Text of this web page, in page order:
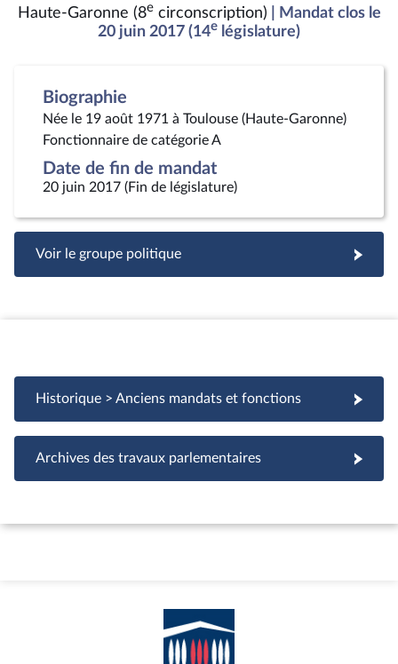
Haute-Garonne (8ecirconscription)
| Mandat clos le
20 juin 2017 (14e législature)
Biographie
Née le 19 août 1971 à Toulouse (Haute-Garonne)
Fonctionnaire de catégorie A
Date de fin de mandat
20 juin 2017 (Fin de législature)
Voir le groupe politique
Historique > Anciens mandats et fonctions
Archives des travaux parlementaires